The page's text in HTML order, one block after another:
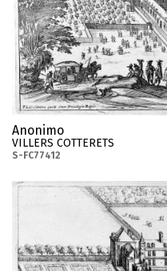
Anonimo
VILLERS COTTERETS
S-FC77412